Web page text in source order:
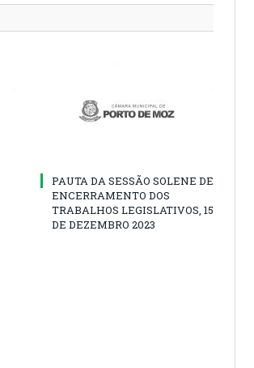
PAUTA DA SESSÃO SOLENE DE
ENCERRAMENTO DOS
TRABALHOS LEGISLATIVOS, 15
DE DEZEMBRO 2023